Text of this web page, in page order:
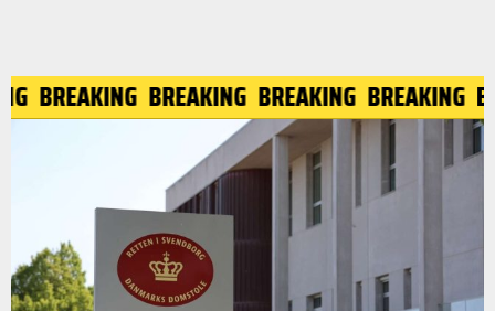
BREAKING BREAKING BREAKING BREAKING